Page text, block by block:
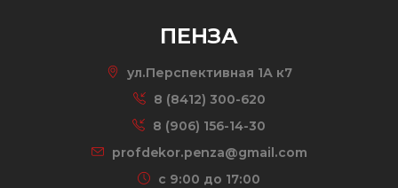
ПЕНЗА
ул.Перспективная 1А к7
8 (8412) 300-620
8 (906) 156-14-30
profdekor.penza@gmail.com
c 9:00 до 17:00